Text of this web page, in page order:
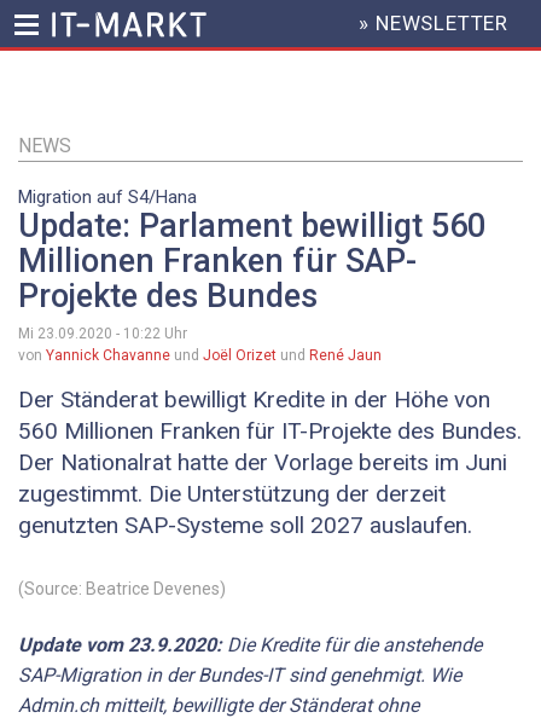
Inhalt
HEADER
MENU
» NEWSLETTER
NEWS
Migration auf S4/Hana
Update: Parlament bewilligt 560
Millionen Franken für SAP-
Projekte des Bundes
Mi 23.09.2020 - 10:22 Uhr
von Yannick Chavanne und Joël Orizet und René Jaun
Der Ständerat bewilligt Kredite in der Höhe von
560 Millionen Franken für IT-Projekte des Bundes.
Der Nationalrat hatte der Vorlage bereits im Juni
zugestimmt. Die Unterstützung der derzeit
genutzten SAP-Systeme soll 2027 auslaufen.
(Source: Beatrice Devenes)
Update vom 23.9.2020: Die Kredite für die anstehende
SAP-Migration in der Bundes-IT sind genehmigt. Wie
Admin.ch mitteilt, bewilligte der Ständerat ohne